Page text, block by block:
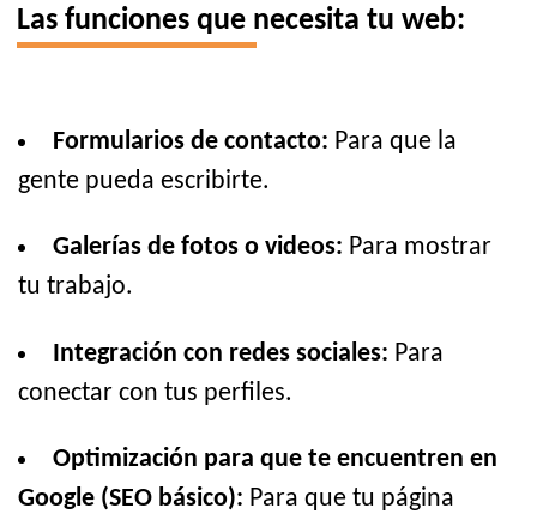
Las funciones que necesita tu web:
Formularios de contacto: Para que la
gente pueda escribirte.
Galerías de fotos o videos: Para mostrar
tu trabajo.
Integración con redes sociales: Para
conectar con tus perfiles.
Optimización para que te encuentren en
Google (SEO básico): Para que tu página